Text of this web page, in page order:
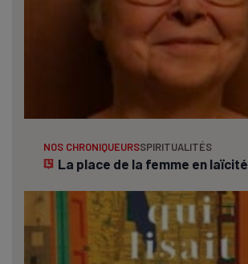
NOS CHRONIQUEURSSPIRITUALITÉS
La place de la femme en laïcité